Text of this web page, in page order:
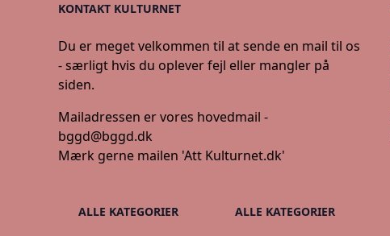
KONTAKT KULTURNET
Du er meget velkommen til at sende en mail til os
- særligt hvis du oplever fejl eller mangler på
siden.
Mailadressen er vores hovedmail -
bggd@bggd.dk
Mærk gerne mailen 'Att Kulturnet.dk'
ALLE KATEGORIER ALLE KATEGORIER